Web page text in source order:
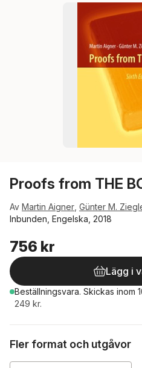
Proofs from THE
Av Martin Aigner Günter M.
Inbunden, Engelska, 2018
756 kr
Lägg i
Beställningsvara. Skickas inom
249 kr.
Fler format och utgåvor